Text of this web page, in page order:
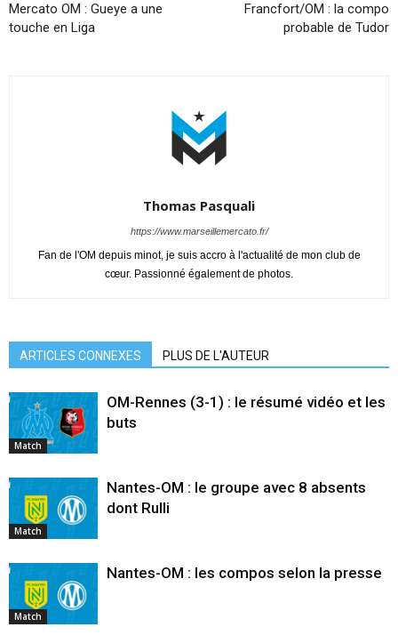
Mercato OM : Gueye a une
touche en Liga
Francfort/OM : la compo
probable de Tudor
Thomas Pasquali
https://www.marseillemercato.fr/
Fan de l'OM depuis minot, je suis accro à l'actualité de mon club de
cœur. Passionné également de photos.
ARTICLES CONNEXES PLUS DE L'AUTEUR
Match
OM-Rennes (3-1) : le résumé vidéo et les
buts
Match
Nantes-OM : le groupe avec 8 absents
dont Rulli
Match
Nantes-OM : les compos selon la presse